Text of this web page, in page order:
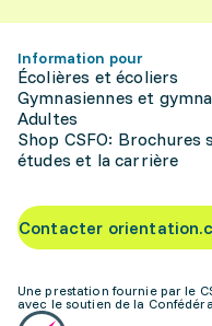
Information pour
Écolières et écoliers
Gymnasiennes et
Adultes
Shop CSFO:
études et la carrière
Contacter
Une prestation fournie par le
avec le soutien de la